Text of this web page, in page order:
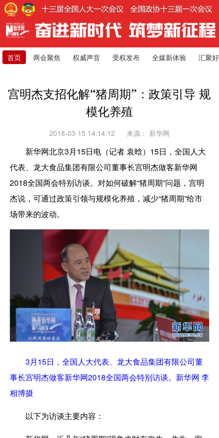
首页 两会聚焦 权威声音 受权发布 全媒新体验 汇聚
宫明杰支招化解“猪周期”：政策引导 规
模化养殖
2018-03-15 14:14:12 来源： 新华网
新华网北京3月15日电（记者 袁晗）15日，全国人大
代表、龙大食品集团有限公司董事长宫明杰做客新华网
2018全国两会特别访谈。对如何破解“猪周期”问题，宫明
杰说，可通过政策引领与规模化养殖，减少“猪周期”给市
场带来的波动。
3月15日，全国人大代表、龙大食品集团有限公司董
事长宫明杰做客新华网2018全国两会特别访谈。新华网 李
相博摄
以下为访谈主要内容：